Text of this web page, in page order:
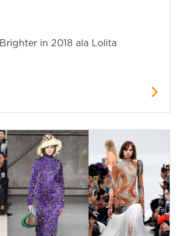
in 2018 ala Lolita